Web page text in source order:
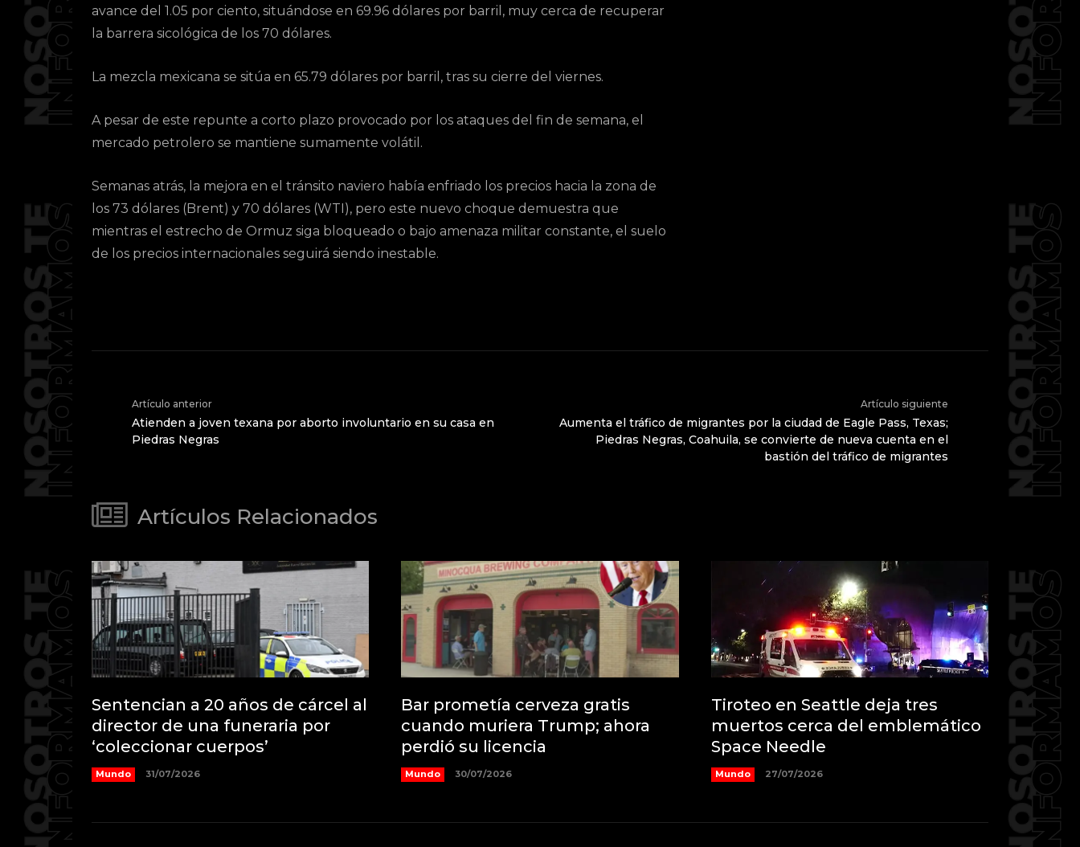
avance del 1.05 por ciento, situándose en 69.96 dólares por barril, muy cerca de recuperar
la barrera sicológica de los 70 dólares.
La mezcla mexicana se sitúa en 65.79 dólares por barril, tras su cierre del viernes.
A pesar de este repunte a corto plazo provocado por los ataques del fin de semana, el
mercado petrolero se mantiene sumamente volátil.
Semanas atrás, la mejora en el tránsito naviero había enfriado los precios hacia la zona de
los 73 dólares (Brent) y 70 dólares (WTI), pero este nuevo choque demuestra que
mientras el estrecho de Ormuz siga bloqueado o bajo amenaza militar constante, el suelo
de los precios internacionales seguirá siendo inestable.
Artículo anterior
Atienden a joven texana por aborto involuntario en su casa en
Piedras Negras
Artículo siguiente
Aumenta el tráfico de migrantes por la ciudad de Eagle Pass, Texas;
Piedras Negras, Coahuila, se convierte de nueva cuenta en el
bastión del tráfico de migrantes
Artículos Relacionados
Sentencian a 20 años de cárcel al
director de una funeraria por
‘coleccionar cuerpos’
Mundo 31/07/2026
Bar prometía cerveza gratis
cuando muriera Trump; ahora
perdió su licencia
Mundo 30/07/2026
Tiroteo en Seattle deja tres
muertos cerca del emblemático
Space Needle
Mundo 27/07/2026